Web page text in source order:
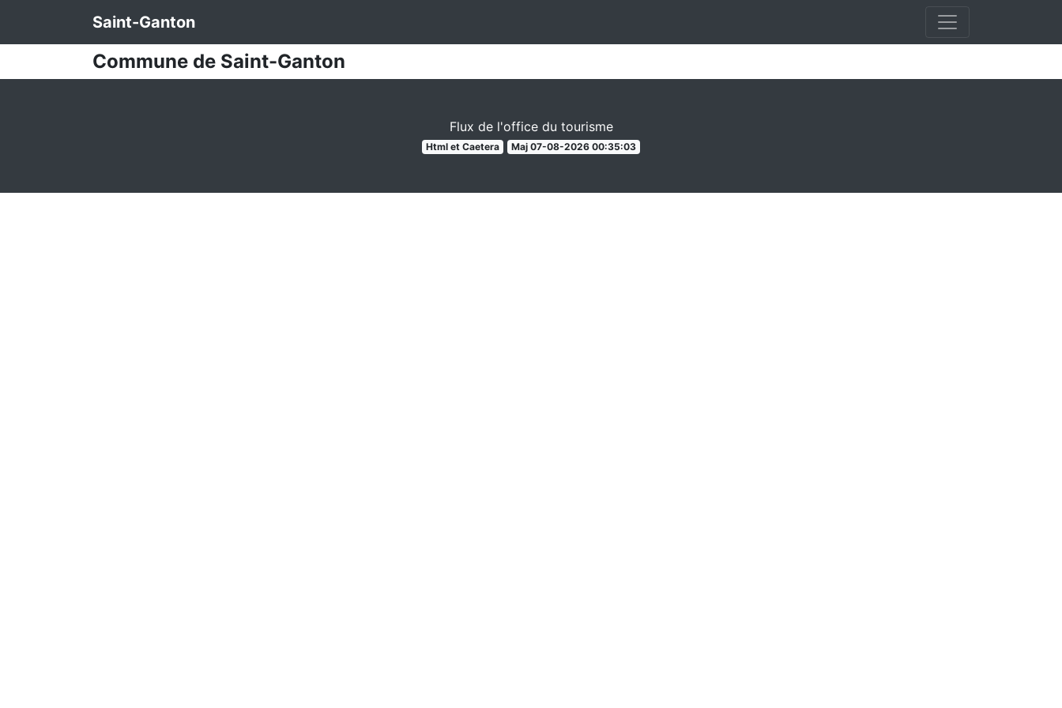
Saint-Ganton
Commune de Saint-Ganton
Flux de l'office du tourisme
Html et Caetera Maj 07-08-2026 00:35:03